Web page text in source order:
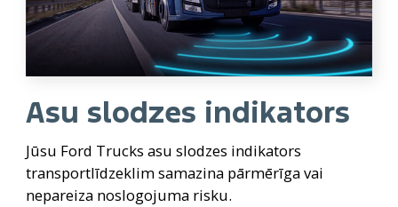
Asu slodzes indikators
Jūsu Ford Trucks asu slodzes indikators
transportlīdzeklim samazina pārmērīga vai
nepareiza noslogojuma risku.